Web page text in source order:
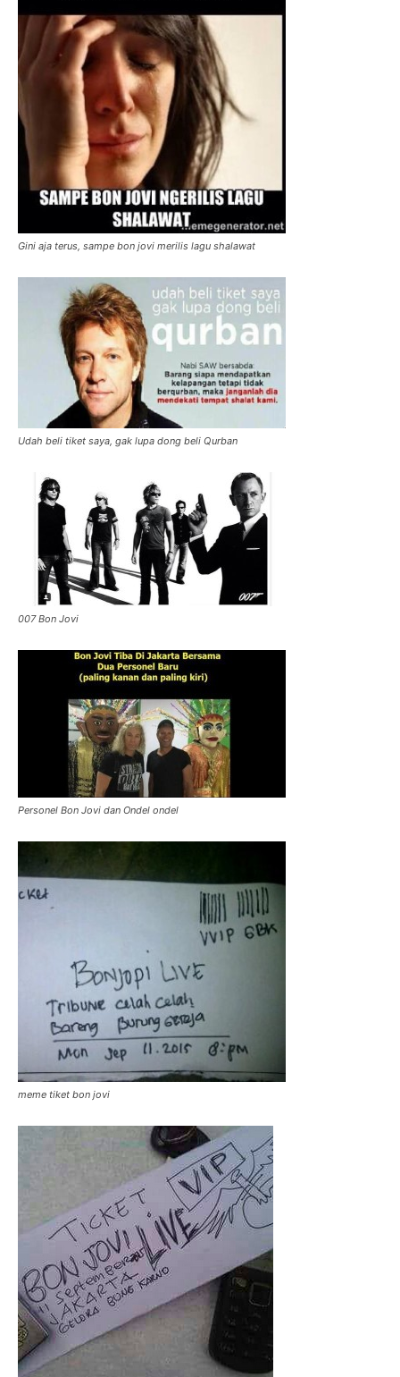
Gini aja terus, sampe bon jovi merilis lagu shalawat
Udah beli tiket saya, gak lupa dong beli Qurban
007 Bon Jovi
Personel Bon Jovi dan Ondel ondel
meme tiket bon jovi